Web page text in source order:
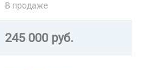
В продаже
245 000 руб.